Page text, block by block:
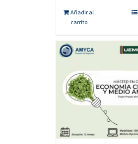
Añadir al
carrito